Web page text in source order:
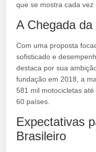
que se mostra cada vez
A Chegada
Com uma proposta
sofisticado e
destaca por sua
fundação em 2018, a
581 mil motocicletas
60 países.
Expectativas
Brasileiro